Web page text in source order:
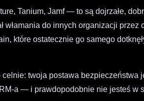
Tanium, Jamf — to są dojrzałe,
włamania do innych organizacji
które ostatecznie go samego
celnie: twoja postawa bezpieczeństwa
a — i prawdopodobnie nie jesteś w